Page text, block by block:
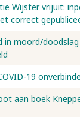
Wijster vrijuit:
correct
in moord/doodslag
19
aan boek